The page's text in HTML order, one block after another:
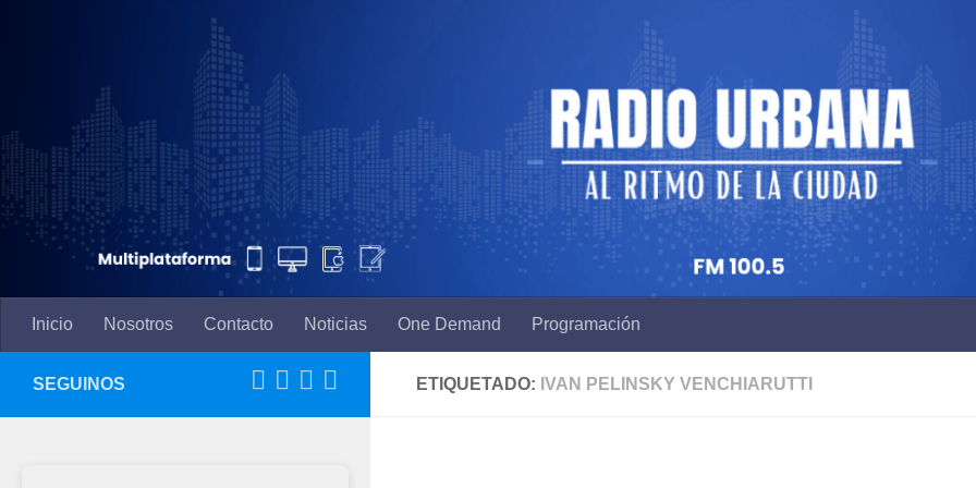
Inicio Nosotros Contacto Noticias One Demand Programación
ETIQUETADO: IVAN PELINSKY VENCHIARUTTI
SEGUINOS